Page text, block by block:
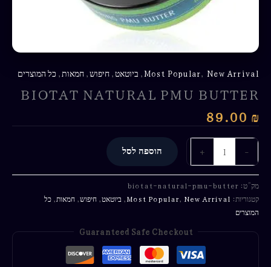
Most Popular, New Arrival
, ביוטאט, חיפוש, חמאות , כל המוצרים
BIOTAT NATURAL PMU BUTTER
89.00 ₪
-
+ הוספה לסל
מק"ט: biotat-natural-pmu-butter
קטגוריות:
Most Popular, New Arrival
, ביוטאט, חיפוש, חמאות, כל
המוצרים
Guaranteed Safe Checkout